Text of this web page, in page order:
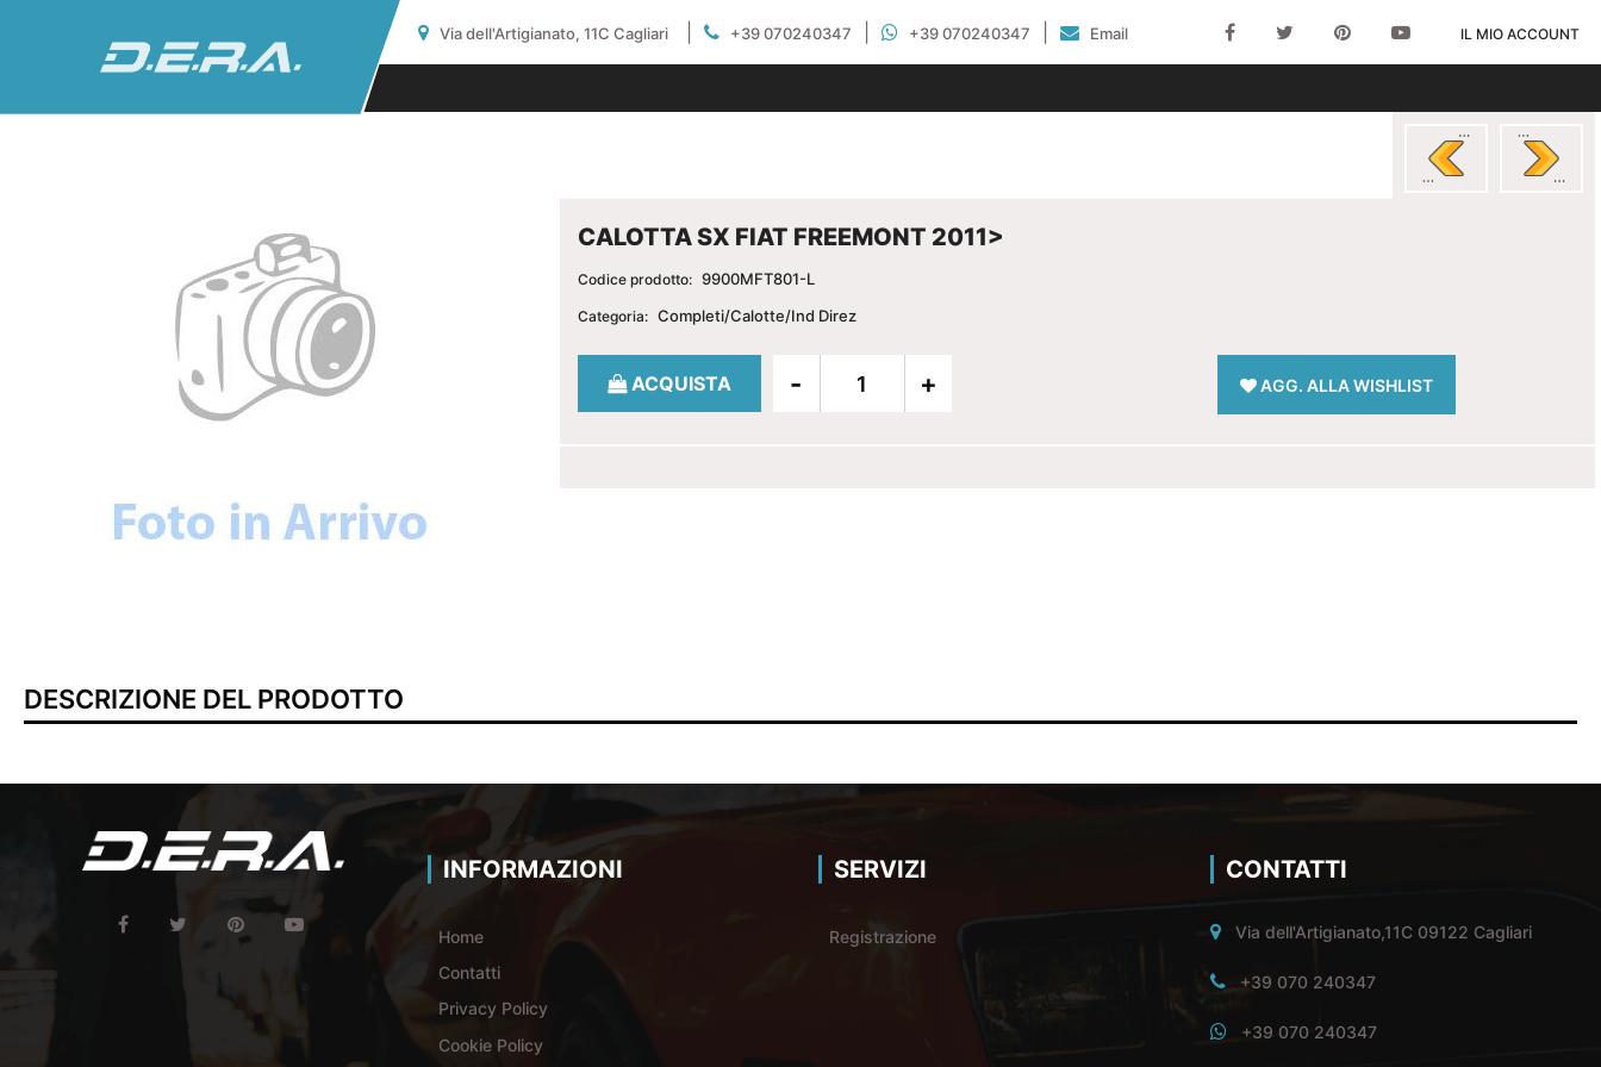
Via dell'Artigianato, 11C Cagliari +39 070240347 +39 070240347 Email IL MIO ACCOUNT
CALOTTA SX FIAT FREEMONT 2011>
Codice prodotto: 9900MFT801-L
Categoria: Completi/Calotte/Ind Direz
Quantità
ACQUISTA AGG. ALLA WISHLIST
DESCRIZIONE DEL PRODOTTO
INFORMAZIONI
Home
Contatti
Privacy Policy
Cookie Policy
SERVIZI
Registrazione
CONTATTI
Via dell'Artigianato,11C 09122 Cagliari
+39 070 240347
+39 070 240347